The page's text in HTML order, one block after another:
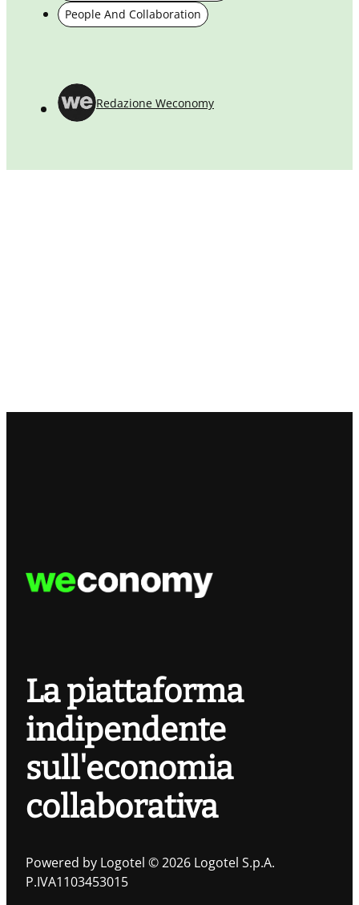
People And Collaboration
Redazione Weconomy
La piattaforma
indipendente
sull'economia
collaborativa
Powered by Logotel © 2026 Logotel S.p.A.
P.IVA1103453015